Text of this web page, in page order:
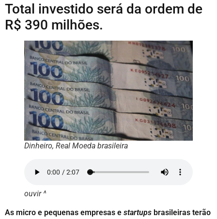
Total investido será da ordem de
R$ 390 milhões.
Dinheiro, Real Moeda brasileira
ouvir ^
As micro e pequenas empresas e startups brasileiras terão